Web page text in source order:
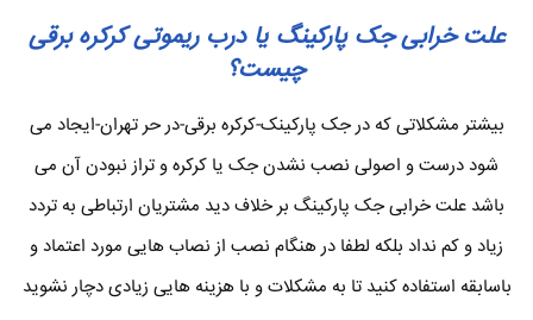
علت خرابی جک پارکینگ یا درب ریموتی کرکره برقی
چیست؟
بیشتر مشکلاتی که در جک پارکینک-کرکره برقی-در حر تهران-ایجاد می
شود درست و اصولی نصب نشدن جک یا کرکره و تراز نبودن آن می
باشد علت خرابی جک پارکینگ بر خلاف دید مشتریان ارتباطی به تردد
زیاد و کم نداد بلکه لطفا در هنگام نصب از نصاب هایی مورد اعتماد و
باسابقه استفاده کنید تا به مشکلات و با هزینه هایی زیادی دچار نشوید